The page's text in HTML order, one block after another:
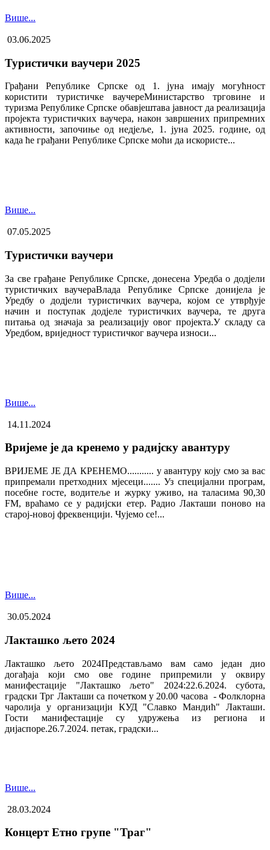
Више...
03.06.2025
Туристички ваучери 2025
Грађани Републике Српске од 1. јуна имају могућност
користити туристичке ваучере​Министарство трговине и
туризма Републике Српске обавјештава јавност да реализација
пројекта туристичких ваучера, након завршених припремних
активности, започиње од недјеље, 1. јуна 2025. године, од
када ће грађани Републике Српске моћи да искористе...
Више...
07.05.2025
Туристички ваучери
За све грађане Републике Српске, донесена Уредба о додјели
туристичких ваучера​Влада Републике Српске донијела је
Уредбу о додјели туристичких ваучера, којом се утврђује
начин и поступак додјеле туристичких ваучера, те друга
питања од значаја за реализацију овог пројекта.У складу са
Уредбом, вриједност туристичког ваучера износи...
Више...
14.11.2024
Вријеме је да кренемо у радијску авантуру
ВРИЈЕМЕ ЈЕ ДА КРЕНЕМО........... у авантуру коју смо за вас
припремали претходних мјесеци....... Уз специјални програм,
посебне госте, водитеље и журку уживо, на таласима 90,30
FM, враћамо се у радијски етер. Радио Лакташи поново на
старој-новој фреквенцији. Чујемо се!...
Више...
30.05.2024
Лакташко љето 2024
Лакташко љето 2024Представљамо вам само један дио
догађаја који смо ове године припремили у оквиру
манифестације "Лакташко љето" 2024:22.6.2024. субота,
градски Трг Лакташи са почетком у 20.00 часова - Фолклорна
чаролија у организацији КУД "Славко Мандић" Лакташи.
Гости манифестације су удружења из региона и
дијаспоре.26.7.2024. петак, градски...
Више...
28.03.2024
Концерт Етно групе "Траг"